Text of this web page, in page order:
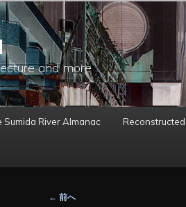
and more
Sumida River Almanac Reconstructed
投← 前へ